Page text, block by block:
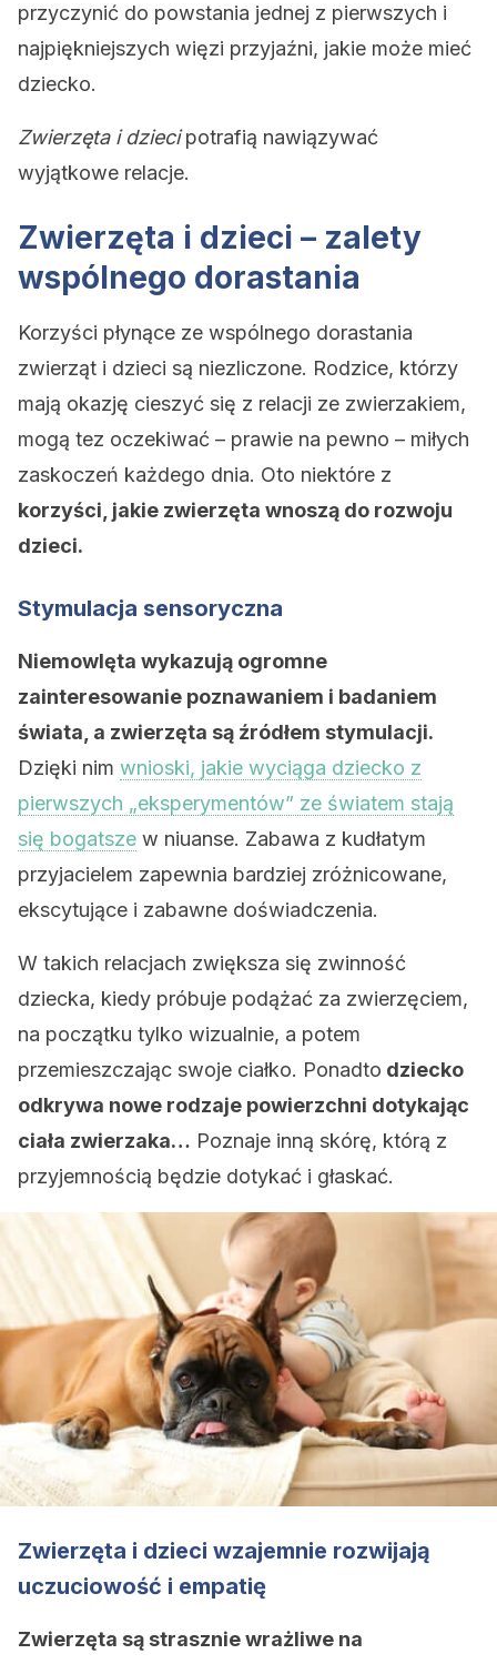
przyczynić do powstania jednej z pierwszych i
najpiękniejszych więzi przyjaźni, jakie może mieć
dziecko.
Zwierzęta i dziecipotrafią nawiązywać
wyjątkowe relacje.
Zwierzęta i dzieci – zalety
wspólnego dorastania
Korzyści płynące ze wspólnego dorastania
zwierząt i dzieci są niezliczone. Rodzice, którzy
mają okazję cieszyć się z relacji ze zwierzakiem,
mogą tez oczekiwać – prawie na pewno – miłych
zaskoczeń każdego dnia. Oto niektóre z
korzyści, jakie zwierzęta wnoszą do rozwoju
dzieci.
Stymulacja sensoryczna
Niemowlęta wykazują ogromne
zainteresowanie poznawaniem i badaniem
świata, a zwierzęta są źródłem stymulacji.
Dzięki nim wnioski, jakie wyciąga dziecko z
pierwszych „eksperymentów” ze światem stają
się bogatsze w niuanse. Zabawa z kudłatym
przyjacielem zapewnia bardziej zróżnicowane,
ekscytujące i zabawne doświadczenia.
W takich relacjach zwiększa się zwinność
dziecka, kiedy próbuje podążać za zwierzęciem,
na początku tylko wizualnie, a potem
przemieszczając swoje ciałko. Ponadto dziecko
odkrywa nowe rodzaje powierzchni dotykając
ciała zwierzaka… Poznaje inną skórę, którą z
przyjemnością będzie dotykać i głaskać.
Zwierzęta i dzieci wzajemnie rozwijają
uczuciowość i empatię
Zwierzęta są strasznie wrażliwe na